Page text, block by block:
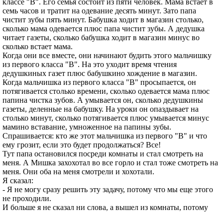
классе "В". Его семья состоит из пяти человек. Мама встает в
семь часов и тратит на одевание десять минут. Зато папа
чистит зубы пять минут. Бабушка ходит в магазин столько,
сколько мама одевается плюс папа чистит зубы. А дедушка
читает газеты, сколько бабушка ходит в магазин минус во
сколько встает мама.
Когда они все вместе, они начинают будить этого мальчишку
из первого класса "В". На это уходит время чтения
дедушкиных газет плюс бабушкино хождение в магазин.
Когда мальчишка из первого класса "В" просыпается, он
потягивается столько времени, сколько одевается мама плюс
папина чистка зубов. А умывается он, сколько дедушкины
газеты, деленные на бабушку. На уроки он опаздывает на
столько минут, сколько потягивается плюс умывается минус
мамино вставание, умноженное на папины зубы.
Спрашивается: кто же этот мальчишка из первого "В" и что
ему грозит, если это будет продолжаться? Все!
Тут папа остановился посреди комнаты и стал смотреть на
меня. А Мишка захохотал во все горло и стал тоже смотреть на
меня. Они оба на меня смотрели и хохотали.
Я сказал:
- Я не могу сразу решить эту задачу, потому что мы еще этого
не проходили.
И больше я не сказал ни слова, а вышел из комнаты, потому